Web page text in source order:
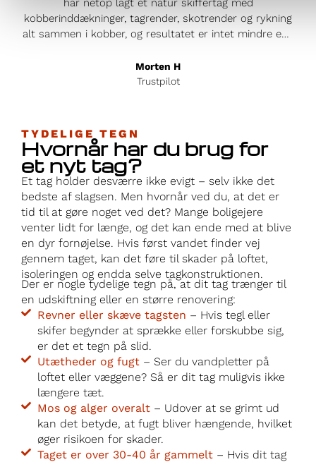
har netop lagt et natur skiffertag med
kobberinddækninger, tagrender, skotrender og rykning
alt sammen i kobber, og resultatet er intet mindre end
i absolut topklasse, og detaljerne i kobberarbejdet er
både smukke og vedligeholdelsesfrie – det oser af
slut. Hans kommunikation var eksemplarisk; han holdt
mig løbende opdateret, svarede hurtigt på spørgsmål
og sikrede, at alt gik som planlagt. Ikke alene leverede
de et fantastisk resultat, men de gjorde det også til en
fair pris, hvilket er sjældent, når man får denne
standard. Og så på rekordtid – hele projektet var
færdigt på kun 6 uger! Hvis du leder efter de bedste i
branchen, så er dette firma det oplagte valg. Jeg giver
dem mine varmeste anbefalinger! Og hvis ikke du tror
på mig så kom forbi og se hans arbejde! Vh Morten
Morten H
Trustpilot
TYDELIGE TEGN
Hvornår har du brug for
et nyt tag?
Et tag holder desværre ikke evigt – selv ikke det
bedste af slagsen. Men hvornår ved du, at det er
tid til at gøre noget ved det? Mange boligejere
venter lidt for længe, og det kan ende med at blive
en dyr fornøjelse. Hvis først vandet finder vej
gennem taget, kan det føre til skader på loftet,
isoleringen og endda selve tagkonstruktionen.
Der er nogle tydelige tegn på, at dit tag trænger til
en udskiftning eller en større renovering:
Revner eller skæve tagsten – Hvis tegl eller
skifer begynder at sprække eller forskubbe sig,
er det et tegn på slid.
Utætheder og fugt– Ser du vandpletter på
loftet eller væggene? Så er dit tag muligvis ikke
længere tæt.
Mos og alger overalt– Udover at se grimt ud
kan det betyde, at fugt bliver hængende, hvilket
øger risikoen for skader.
Taget er over 30-40 år gammelt– Hvis dit tag